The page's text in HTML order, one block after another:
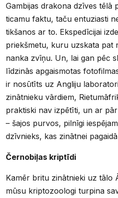
Gambijas drakona dzīves tēlā
ticamu faktu, taču entuziasti
tikšanos ar to. Ekspedīcijai
priekšmetu, kuru uzskata pat
nanka zvīņu. Un, lai gan pēc
līdzinās apgaismotas
ir nosūtīts uz Angliju
zinātnieku vārdiem,
praktiski nav izpētīti, un ar
– šajos purvos, pilnīgi
dzīvnieks, kas zinātnei
Černobiļas kriptīdi
Kamēr britu zinātnieki uz tālo
mūsu kriptozoologi turpina